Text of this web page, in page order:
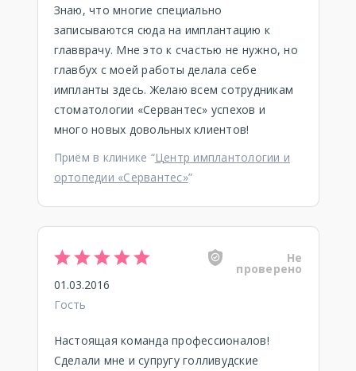
Знаю, что многие специально
записываются сюда на имплантацию к
главврачу. Мне это к счастью не нужно, но
главбух с моей работы делала себе
импланты здесь. Желаю всем сотрудникам
стоматологии «Сервантес» успехов и
много новых довольных клиентов!
Приём в клинике “Центр имплантологии и
ортопедии «Сервантес»”
Не
проверено
01.03.2016
Гость
Настоящая команда профессионалов!
Сделали мне и супругу голливудские